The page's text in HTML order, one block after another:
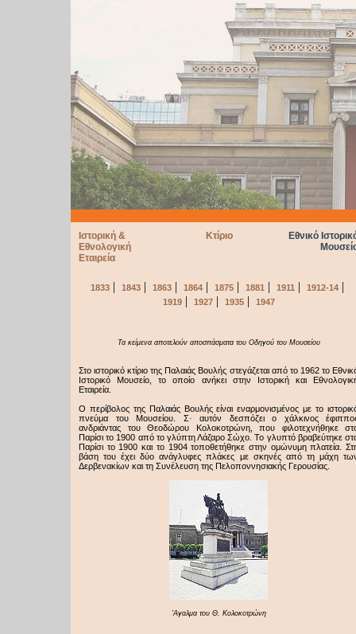
Ιστορική &
Εθνολογική
Εταιρεία
Κτίριο
Εθνικό
1833| 1843| 1863| 1864| 1875| 1881 | 1911 | 1912-14|
1919| 1927| 1935| 1947
Τα κείμενα αποτελούν αποσπάσματα του Οδηγού του Μουσείου
Στο ιστορικό κτίριο της Παλαιάς Βουλής στεγάζεται από το 1962 το
Ιστορικό Μουσείο, το οποίο ανήκει στην Ιστορική και
Εταιρεία.
Ο περίβολος της Παλαιάς Βουλής είναι εναρμονισμένος με το
πνεύμα του Μουσείου. Σ· αυτόν δεσπόζει ο χάλκινος
ανδριάντας του Θεοδώρου Κολοκοτρώνη, που φιλοτεχνήθηκε
Παρίσι το 1900 από το γλύπτη Λάζαρο Σώχο. Το γλυπτό βραβεύτηκε
Παρίσι το 1900 και το 1904 τοποθετήθηκε στην ομώνυμη πλατεία.
βάση του έχει δύο ανάγλυφες πλάκες με σκηνές από τη μάχη
Δερβενακίων και τη Συνέλευση της Πελοποννησιακής Γερουσίας.
'Αγαλμα του Θ. Kολοκοτρώνη